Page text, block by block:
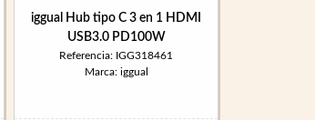
iggual Hub tipo C 3 en 1 HDMI
USB3.0 PD100W
Referencia: IGG318461
Marca: iggual